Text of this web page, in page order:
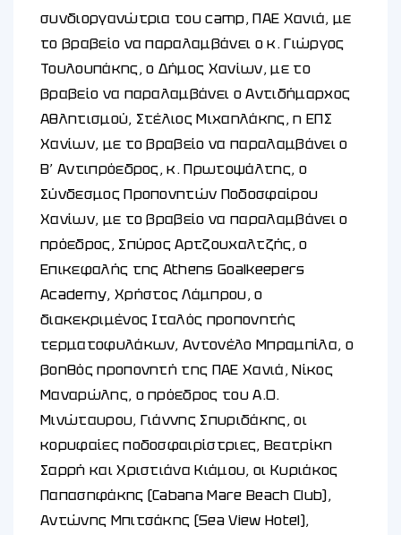
συνδιοργανώτρια του camp, ΠΑΕ Χανιά, με
το βραβείο να παραλαμβάνει ο κ. Γιώργος
Τουλουπάκης, ο Δήμος Χανίων, με το
βραβείο να παραλαμβάνει ο Αντιδήμαρχος
Αθλητισμού, Στέλιος Μιχαηλάκης, η ΕΠΣ
Χανίων, με το βραβείο να παραλαμβάνει ο
Β’ Αντιπρόεδρος, κ. Πρωτοψάλτης, ο
Σύνδεσμος Προπονητών Ποδοσφαίρου
Χανίων, με το βραβείο να παραλαμβάνει ο
πρόεδρος, Σπύρος Αρτζουχαλτζής, ο
Επικεφαλής της Athens Goalkeepers
Academy, Χρήστος Λάμπρου, ο
διακεκριμένος Ιταλός προπονητής
τερματοφυλάκων, Αντονέλο Μπραμπίλα, ο
βοηθός προπονητή της ΠΑΕ Χανιά, Νίκος
Μαναρώλης, ο πρόεδρος του Α.Ο.
Μινώταυρου, Γιάννης Σπυριδάκης, οι
κορυφαίες ποδοσφαιρίστριες, Βεατρίκη
Σαρρή και Χριστιάνα Κιάμου, οι Κυριάκος
Παπασηφάκης (Cabana Mare Beach Club),
Αντώνης Μπιτσάκης (Sea View Hotel),